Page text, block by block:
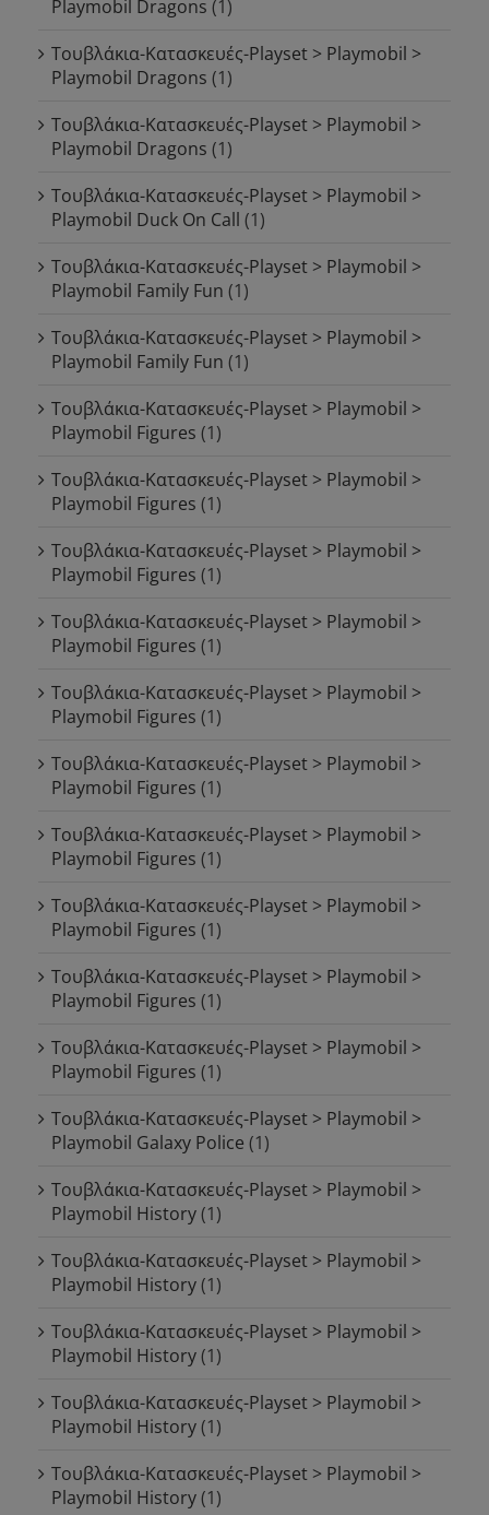
Playmobil Dragons (1)
Τουβλάκια-Κατασκευές-Playset > Playmobil >
Playmobil Dragons (1)
Τουβλάκια-Κατασκευές-Playset > Playmobil >
Playmobil Dragons (1)
Τουβλάκια-Κατασκευές-Playset > Playmobil >
Playmobil Duck On Call (1)
Τουβλάκια-Κατασκευές-Playset > Playmobil >
Playmobil Family Fun (1)
Τουβλάκια-Κατασκευές-Playset > Playmobil >
Playmobil Family Fun (1)
Τουβλάκια-Κατασκευές-Playset > Playmobil >
Playmobil Figures (1)
Τουβλάκια-Κατασκευές-Playset > Playmobil >
Playmobil Figures (1)
Τουβλάκια-Κατασκευές-Playset > Playmobil >
Playmobil Figures (1)
Τουβλάκια-Κατασκευές-Playset > Playmobil >
Playmobil Figures (1)
Τουβλάκια-Κατασκευές-Playset > Playmobil >
Playmobil Figures (1)
Τουβλάκια-Κατασκευές-Playset > Playmobil >
Playmobil Figures (1)
Τουβλάκια-Κατασκευές-Playset > Playmobil >
Playmobil Figures (1)
Τουβλάκια-Κατασκευές-Playset > Playmobil >
Playmobil Figures (1)
Τουβλάκια-Κατασκευές-Playset > Playmobil >
Playmobil Figures (1)
Τουβλάκια-Κατασκευές-Playset > Playmobil >
Playmobil Figures (1)
Τουβλάκια-Κατασκευές-Playset > Playmobil >
Playmobil Galaxy Police (1)
Τουβλάκια-Κατασκευές-Playset > Playmobil >
Playmobil History(1)
Τουβλάκια-Κατασκευές-Playset > Playmobil >
Playmobil History(1)
Τουβλάκια-Κατασκευές-Playset > Playmobil >
Playmobil History(1)
Τουβλάκια-Κατασκευές-Playset > Playmobil >
Playmobil History(1)
Τουβλάκια-Κατασκευές-Playset > Playmobil >
Playmobil History(1)